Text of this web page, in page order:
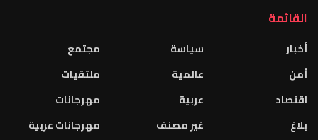
القائمة
أخبار
أمن
اقتصاد
بلاغ
سياسة
عالمية
عربية
غير مصنف
مجتمع
ملتقيات
مهرجانات
مهرجانات عربية